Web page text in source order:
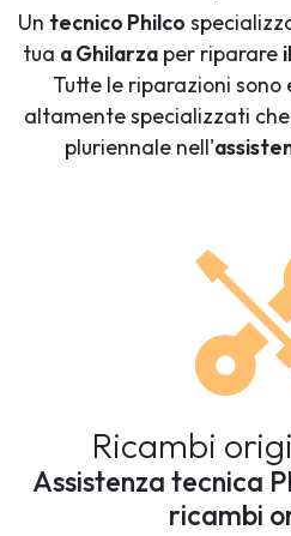
Un tecnico Philco
tua a Ghilarza per riparare
Tutte le riparazioni
altamente specializzati
pluriennale nell'
Ricambi
Assistenza tecnica
ricambi